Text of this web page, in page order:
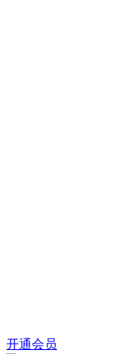
开通会员